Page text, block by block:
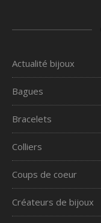
Actualité bijoux
Bagues
Bracelets
Colliers
Coups de coeur
Créateurs de bijoux